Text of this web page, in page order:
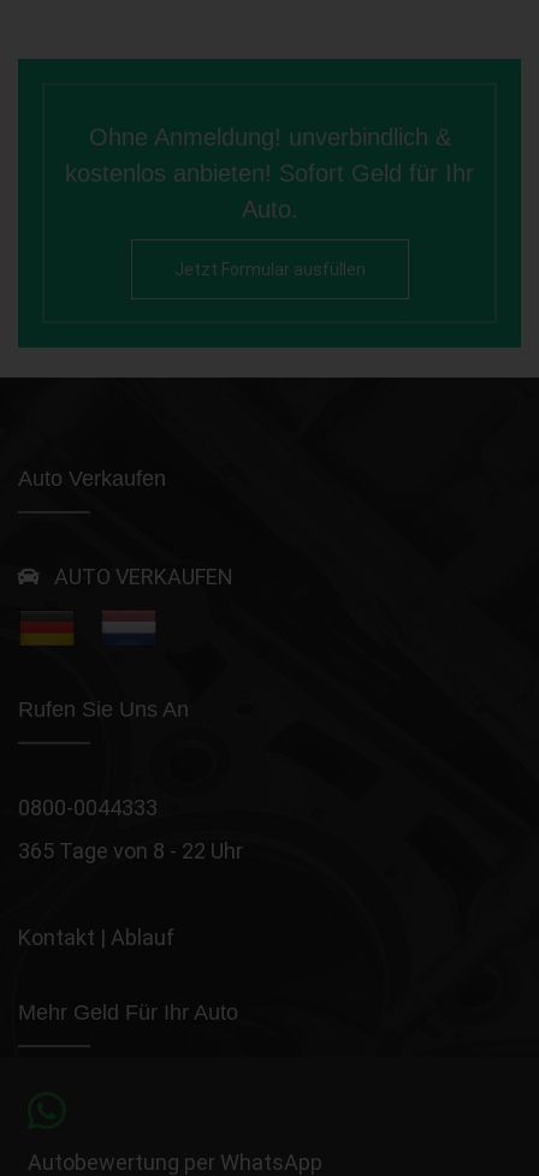
Ohne Anmeldung! unverbindlich &
kostenlos anbieten! Sofort Geld für Ihr
Auto.
Jetzt Formular ausfüllen
Auto Verkaufen
AUTO VERKAUFEN
Rufen Sie Uns An
0800-0044333
365 Tage von 8 - 22 Uhr
Kontakt | Ablauf
Mehr Geld Für Ihr Auto
Autobewertung per WhatsApp